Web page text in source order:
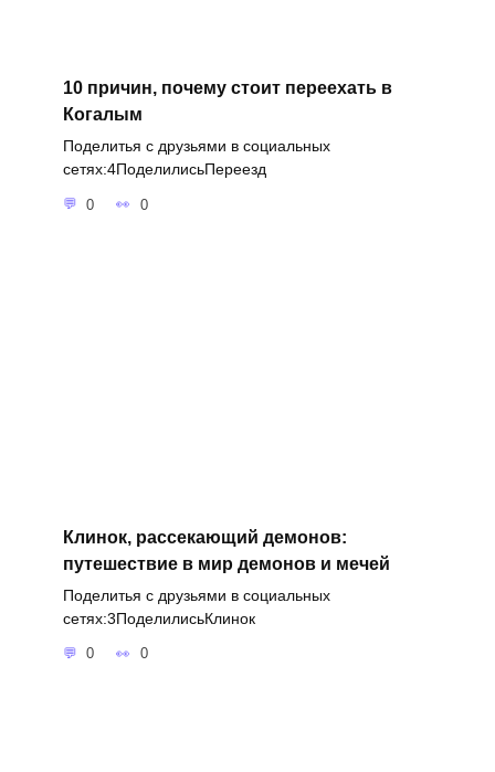
10 причин, почему стоит переехать в
Когалым
Поделитья с друзьями в социальных
сетях:4ПоделилисьПереезд
0 0
Клинок, рассекающий демонов:
путешествие в мир демонов и мечей
Поделитья с друзьями в социальных
сетях:3ПоделилисьКлинок
0 0